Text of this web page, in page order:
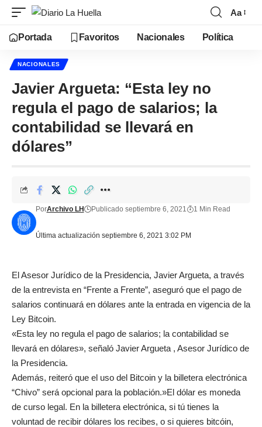
Aa
Portada Favoritos Nacionales Política
NACIONALES
Javier Argueta: “Esta ley no
regula el pago de salarios; la
contabilidad se llevará en
dólares”
Última actualización septiembre 6, 2021 3:02 PM
PorArchivo LH Publicado septiembre 6, 2021 1 Min Read
El Asesor Jurídico de la Presidencia, Javier Argueta, a través
de la entrevista en “Frente a Frente”, aseguró que el pago de
salarios continuará en dólares ante la entrada en vigencia de la
Ley Bitcoin.
«Esta ley no regula el pago de salarios; la contabilidad se
llevará en dólares», señaló Javier Argueta , Asesor Jurídico de
la Presidencia.
Además, reiteró que el uso del Bitcoin y la billetera electrónica
“Chivo” será opcional para la población.»El dólar es moneda
de curso legal. En la billetera electrónica, si tú tienes la
voluntad de recibir dólares los recibes, o si quieres bitcóin,